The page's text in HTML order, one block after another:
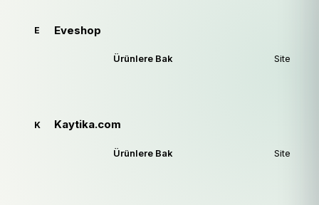
E Eveshop
Ürünlere Bak Site
K Kaytika.com
Ürünlere Bak Site